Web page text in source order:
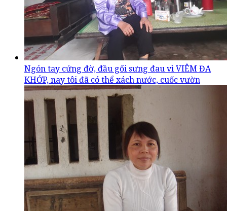
Ngón tay cứng đờ, đầu gối sưng đau vì VIÊM ĐA
KHỚP, nay tôi đã có thể xách nước, cuốc vườn